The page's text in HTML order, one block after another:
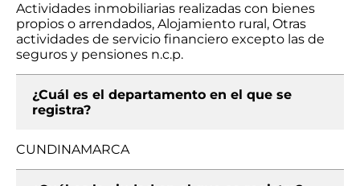
Actividades inmobiliarias realizadas con bienes
propios o arrendados, Alojamiento rural, Otras
actividades de servicio financiero excepto las de
seguros y pensiones n.c.p.
¿Cuál es el departamento en el que se
registra?
CUNDINAMARCA